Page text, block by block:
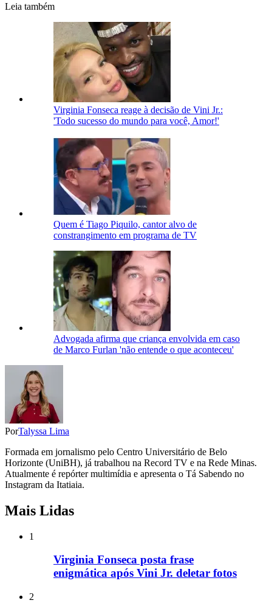
Leia também
Virginia Fonseca reage à decisão de Vini Jr.:
'Todo sucesso do mundo para você, Amor!'
Quem é Tiago Piquilo, cantor alvo de
constrangimento em programa de TV
Advogada afirma que criança envolvida em caso
de Marco Furlan 'não entende o que aconteceu'
PorTalyssa Lima
Formada em jornalismo pelo Centro Universitário de Belo
Horizonte (UniBH), já trabalhou na Record TV e na Rede Minas.
Atualmente é repórter multimídia e apresenta o Tá Sabendo no
Instagram da Itatiaia.
Mais Lidas
1
Virginia Fonseca posta frase
enigmática após Vini Jr. deletar fotos
2